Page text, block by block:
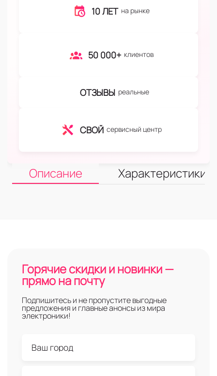
10 ЛЕТ на рынке
50 000+ клиентов
ОТЗЫВЫ реальные
СВОЙ сервисный центр
Описание Характеристики
Горячие скидки и новинки —
прямо на почту
Подпишитесь и не пропустите выгодные
предложения и главные анонсы из мира
электроники!